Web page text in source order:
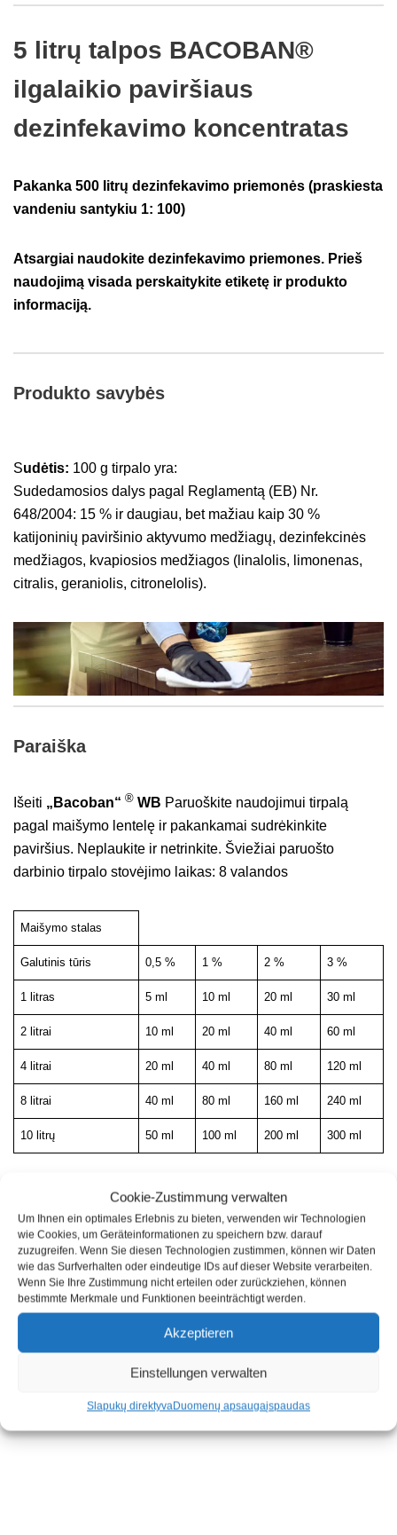
Cookie-Zustimmung verwalten
Um Ihnen ein optimales Erlebnis zu bieten, verwenden wir Technologien
wie Cookies, um Geräteinformationen zu speichern bzw. darauf
zuzugreifen. Wenn Sie diesen Technologien zustimmen, können wir Daten
wie das Surfverhalten oder eindeutige IDs auf dieser Website verarbeiten.
Wenn Sie Ihre Zustimmung nicht erteilen oder zurückziehen, können
bestimmte Merkmale und Funktionen beeinträchtigt werden.
Akzeptieren
Einstellungen verwalten
Slapukų direktyvaDuomenų apsaugaįspaudas
5 litrų talpos BACOBAN®
ilgalaikio paviršiaus
dezinfekavimo koncentratas
Pakanka 500 litrų dezinfekavimo priemonės (praskiesta
vandeniu santykiu 1: 100)
Atsargiai naudokite dezinfekavimo priemones. Prieš
naudojimą visada perskaitykite etiketę ir produkto
informaciją.
Produkto savybės
Sudėtis: 100 g tirpalo yra:
Sudedamosios dalys pagal Reglamentą (EB) Nr.
648/2004: 15 % ir daugiau, bet mažiau kaip 30 %
katijoninių paviršinio aktyvumo medžiagų, dezinfekcinės
medžiagos, kvapiosios medžiagos (linalolis, limonenas,
citralis, geraniolis, citronelolis).
Paraiška
Išeiti „Bacoban“ ® WB Paruoškite naudojimui tirpalą
pagal maišymo lentelę ir pakankamai sudrėkinkite
paviršius. Neplaukite ir netrinkite. Šviežiai paruošto
darbinio tirpalo stovėjimo laikas: 8 valandos
Maišymo stalas
Galutinis tūris 0,5 % 1 % 2 % 3 %
1 litras 5 ml 10 ml 20 ml 30 ml
2 litrai 10 ml 20 ml 40 ml 60 ml
4 litrai 20 ml 40 ml 80 ml 120 ml
8 litrai 40 ml 80 ml 160 ml 240 ml
10 litrų 50 ml 100 ml 200 ml 300 ml
Ilgalaikis antimikrobinis poveikis(remanentiškumo
efektas) iki10 dienų (išbandyta pagal ASTM E 2180).
Dermatologiškai išbandyta (*1 %): labai geras